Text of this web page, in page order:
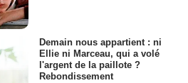
Demain nous appartient : ni
Ellie ni Marceau, qui a volé
l'argent de la paillote ?
Rebondissement